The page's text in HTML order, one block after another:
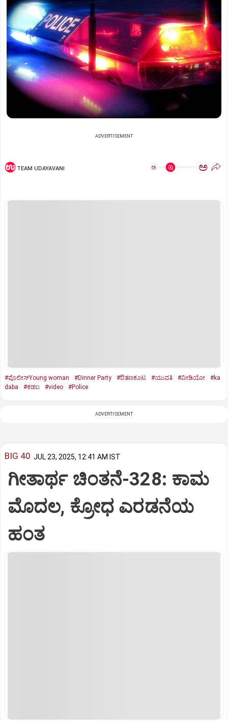
ADVERTISEMENT
TEAM UDAYAVANI ಅ ಅ
#ಪೊಲೀಸ್‌Young woman #Dinner Party #ಔತಣಕೂಟ #ಯುವತಿ #ವೀಡಿಯೋ
#ka
daba
#ಕಡಬ #video #Police
ADVERTISEMENT
BIG 40 JUL 23, 2025, 12:41 AM IST
ಗೀತಾರ್ಥ ಚಿಂತನೆ-328: ಕಾಮ
ಮೊದಲ, ಕ್ರೋಧ ಎರಡನೆಯ
ಹಂತ